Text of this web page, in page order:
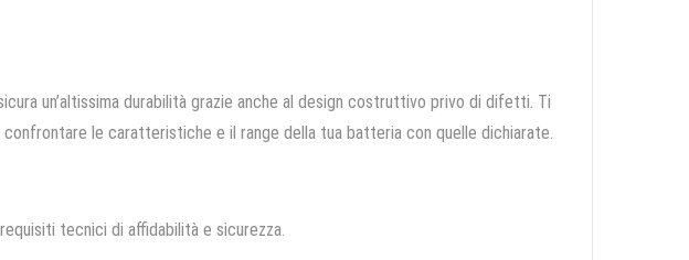
un’altissima durabilità grazie anche al design costruttivo privo di difetti. Ti
le caratteristiche e il range della tua batteria con quelle dichiarate.
tecnici di affidabilità e sicurezza.